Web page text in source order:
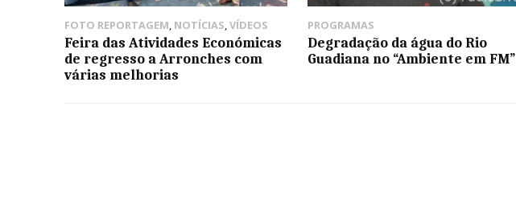
FOTO REPORTAGEM, NOTÍCIAS,VÍDEOS
Feira das Atividades Económicas
de regresso a Arronches com
várias melhorias
PROGRAMAS
Degradação da água do Rio
Guadiana no “Ambiente em FM”